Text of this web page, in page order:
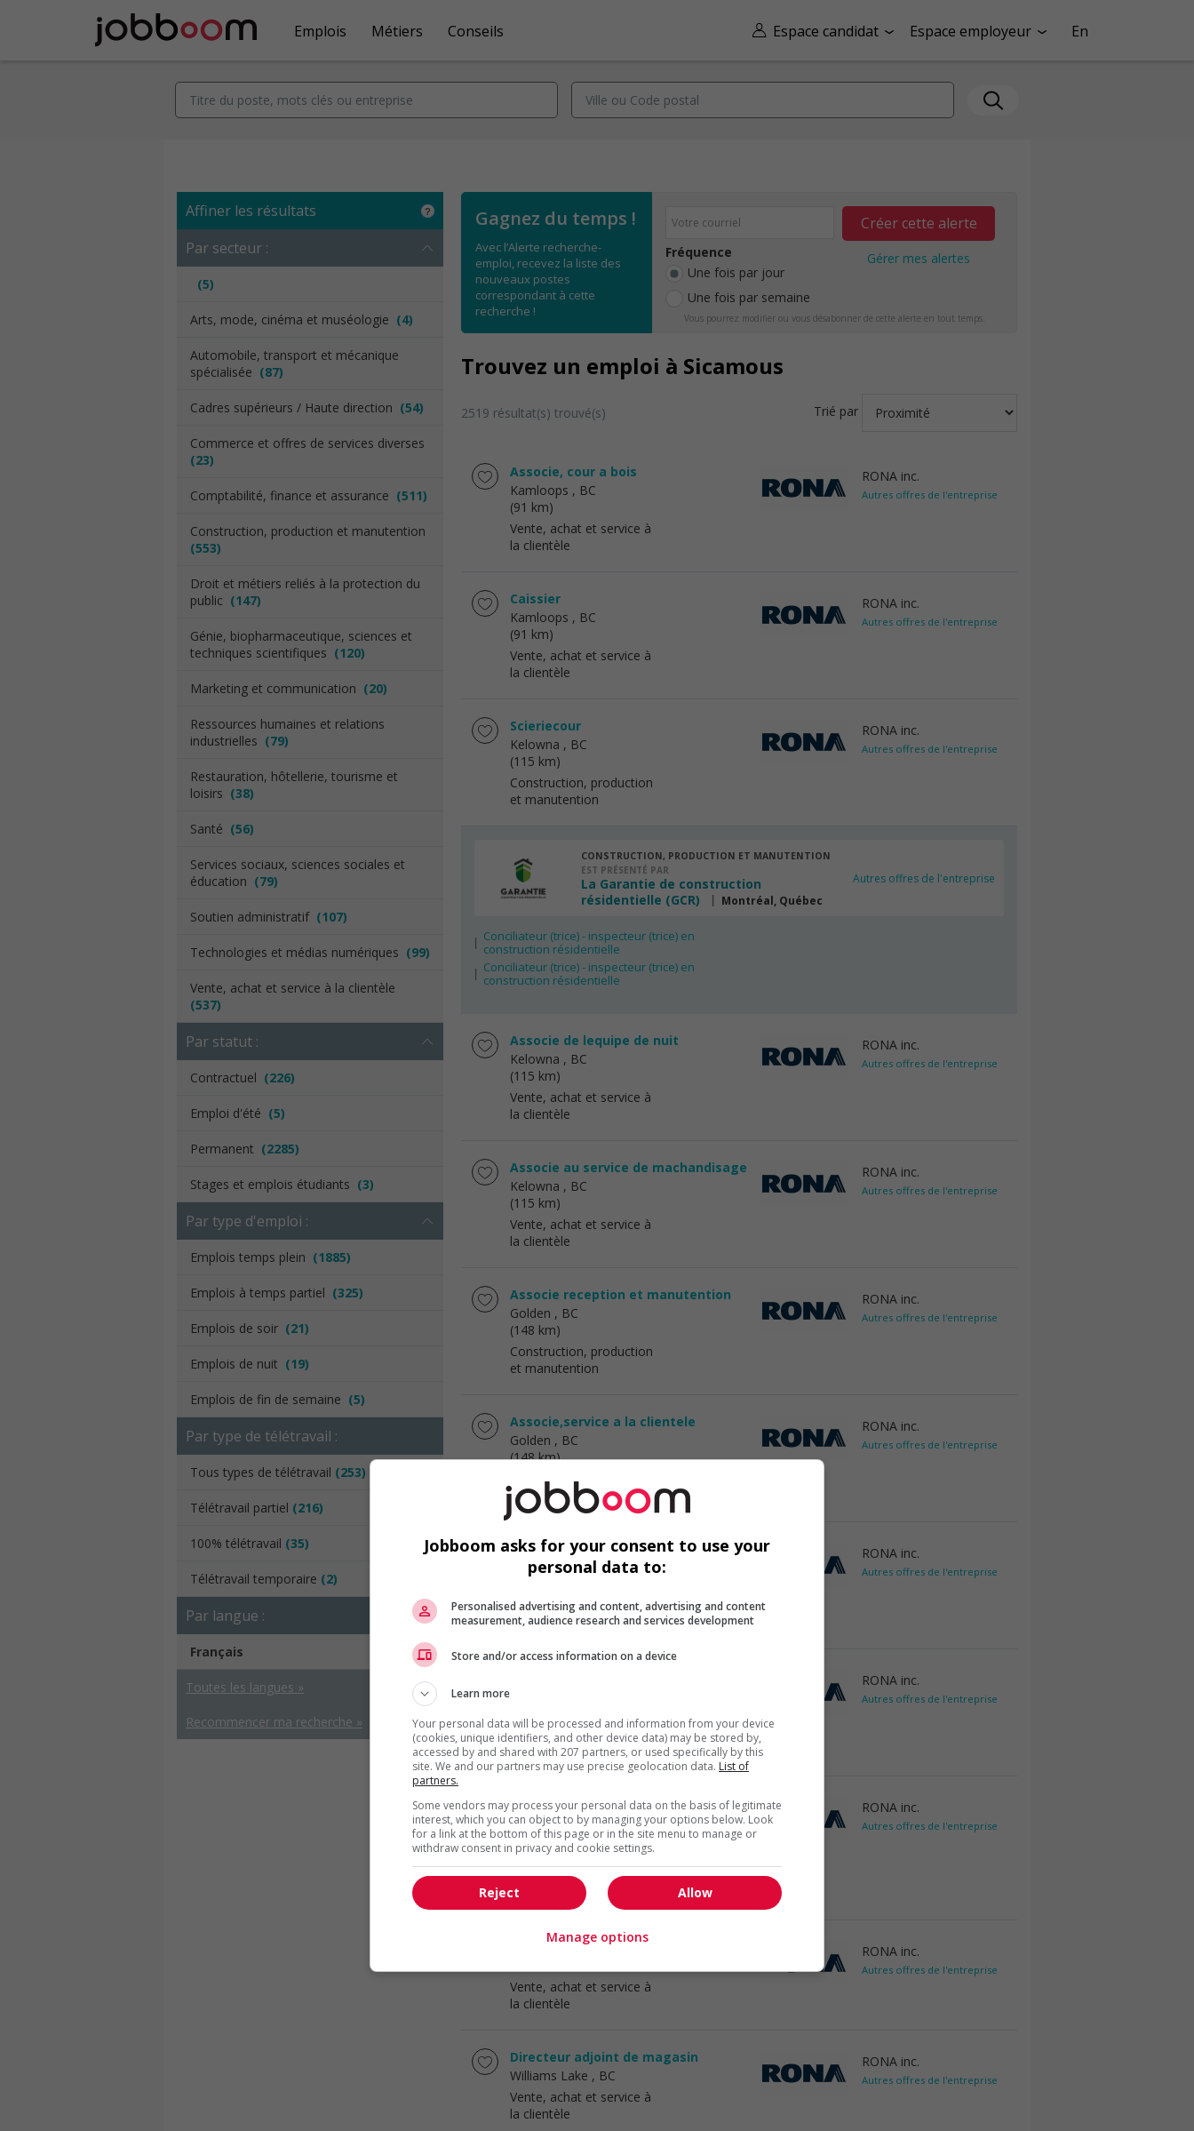
Espace candidat Espace employeur En
Emplois Métiers Conseils
Affiner les résultats
Par secteur :
(5)
Arts, mode, cinéma et muséologie (4)
Automobile, transport et mécanique
spécialisée (87)
Cadres supérieurs / Haute direction (54)
Commerce et offres de services diverses
(23)
Comptabilité, finance et assurance (511)
Construction, production et manutention
(553)
Droit et métiers reliés à la protection du
public (147)
Génie, biopharmaceutique, sciences et
techniques scientifiques (120)
Marketing et communication (20)
Ressources humaines et relations
industrielles (79)
Restauration, hôtellerie, tourisme et
loisirs (38)
Santé (56)
Services sociaux, sciences sociales et
éducation (79)
Soutien administratif (107)
Technologies et médias numériques (99)
Vente, achat et service à la clientèle
(537)
Par statut :
Contractuel (226)
Emploi d'été (5)
Permanent (2285)
Stages et emplois étudiants (3)
Par type d'emploi :
Emplois temps plein (1885)
Emplois à temps partiel (325)
Emplois de soir (21)
Emplois de nuit (19)
Emplois de fin de semaine (5)
Par type de télétravail :
Tous types de télétravail (253)
Télétravail partiel (216)
100% télétravail (35)
Télétravail temporaire (2)
Par langue :
Français
Toutes les langues »
Recommencer ma recherche »
Gagnez du temps !
Avec l’Alerte recherche-
emploi, recevez la liste des
nouveaux postes
correspondant à cette
recherche !
Fréquence
Une fois par jour
Une fois par semaine
Créer cette alerte
Gérer mes alertes
Vous pourrez modifier ou vous désabonner de cette alerte en tout temps.
Trouvez un emploi à Sicamous
2519 résultat(s) trouvé(s) Trié par
Associe, cour a bois
Kamloops , BC
(91 km)
Vente, achat et service à
la clientèle
RONA inc.
Autres offres de l'entreprise
Caissier
Kamloops , BC
(91 km)
Vente, achat et service à
la clientèle
RONA inc.
Autres offres de l'entreprise
Scieriecour
Kelowna , BC
(115 km)
Construction, production
et manutention
RONA inc.
Autres offres de l'entreprise
CONSTRUCTION, PRODUCTION ET MANUTENTION
EST PRÉSENTÉ PAR
La Garantie de construction
résidentielle (GCR)
Montréal, Québec
Autres offres de l'entreprise
Conciliateur (trice) - inspecteur (trice) en
construction résidentielle
Conciliateur (trice) - inspecteur (trice) en
construction résidentielle
Associe de lequipe de nuit
Kelowna , BC
(115 km)
Vente, achat et service à
la clientèle
RONA inc.
Autres offres de l'entreprise
Associe au service de machandisage
Kelowna , BC
(115 km)
Vente, achat et service à
la clientèle
RONA inc.
Autres offres de l'entreprise
Associe reception et manutention
Golden , BC
(148 km)
Construction, production
et manutention
RONA inc.
Autres offres de l'entreprise
Associe,service a la clientele
Golden , BC
(148 km)
Vente, achat et service à
la clientèle
RONA inc.
Autres offres de l'entreprise
Caissier
Golden, BC
Vente, achat et service à
la clientèle
RONA inc.
Autres offres de l'entreprise
Construction, production
et manutention
RONA inc.
Autres offres de l'entreprise
Associe, ventes et service a la
clientele
Penticton , BC
(160 km)
Vente, achat et service à
la clientèle
RONA inc.
Autres offres de l'entreprise
Ventes
Vente, achat et service à
la clientèle
RONA inc.
Autres offres de l'entreprise
Directeur adjoint de magasin
Williams Lake , BC
Vente, achat et service à
la clientèle
RONA inc.
Autres offres de l'entreprise
Jobboom asks for your consent to use your
personal data to:
Personalised advertising and content, advertising and content
measurement, audience research and services development
Store and/or access information on a device
Learn more
Your personal data will be processed and information from your device
(cookies, unique identifiers, and other device data) may be stored by,
accessed by and shared with 207 partners, or used specifically by this
site. We and our partners may use precise geolocation data. List of
partners.
Some vendors may process your personal data on the basis of legitimate
interest, which you can object to by managing your options below. Look
for a link at the bottom of this page or in the site menu to manage or
withdraw consent in privacy and cookie settings.
Allow
Reject
Manage options